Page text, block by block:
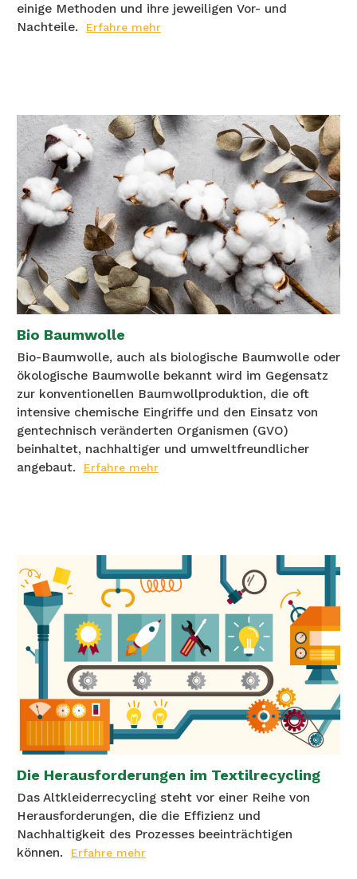
einige Methoden und ihre jeweiligen Vor- und
Nachteile.
Erfahre mehr
Bio Baumwolle
Bio-Baumwolle, auch als biologische Baumwolle oder
ökologische Baumwolle bekannt wird im Gegensatz
zur konventionellen Baumwollproduktion, die oft
intensive chemische Eingriffe und den Einsatz von
gentechnisch veränderten Organismen (GVO)
beinhaltet, nachhaltiger und umweltfreundlicher
angebaut.
Erfahre mehr
Die Herausforderungen im Textilrecycling
Das Altkleiderrecycling steht vor einer Reihe von
Herausforderungen, die die Effizienz und
Nachhaltigkeit des Prozesses beeinträchtigen
können.
Erfahre mehr